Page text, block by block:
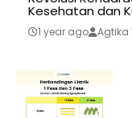
Kesehatan dan
1 year ago Agtika